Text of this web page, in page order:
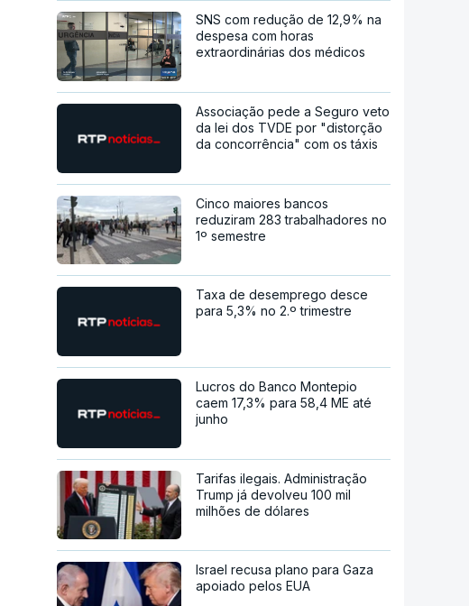
SNS com redução de 12,9% na
despesa com horas
extraordinárias dos médicos
Associação pede a Seguro veto
da lei dos TVDE por "distorção
da concorrência" com os táxis
Cinco maiores bancos
reduziram 283 trabalhadores no
1º semestre
Taxa de desemprego desce
para 5,3% no 2.º trimestre
Lucros do Banco Montepio
caem 17,3% para 58,4 ME até
junho
Tarifas ilegais. Administração
Trump já devolveu 100 mil
milhões de dólares
Israel recusa plano para Gaza
apoiado pelos EUA